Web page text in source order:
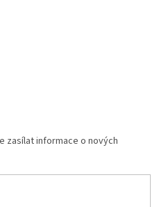
zasílat informace o nových